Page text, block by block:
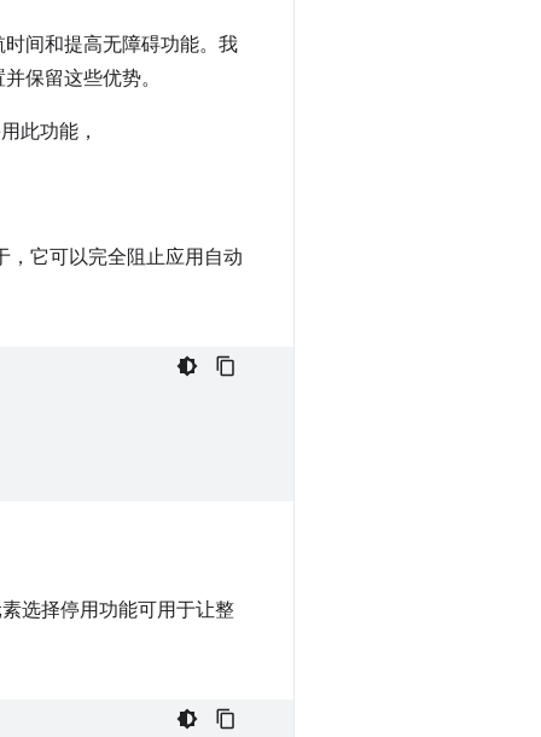
间和提高无障碍功能。我
保留这些优势。
此功能，
，它可以完全阻止应用自动
选择停用功能可用于让整